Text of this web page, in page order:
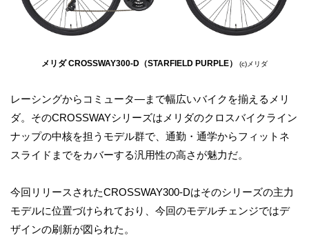
メリダ CROSSWAY300-D（STARFIELD PURPLE） (c)メリダ
レーシングからコミュータ―まで幅広いバイクを揃えるメリ
ダ。そのCROSSWAYシリーズはメリダのクロスバイクライン
ナップの中核を担うモデル群で、通勤・通学からフィットネ
スライドまでをカバーする汎用性の高さが魅力だ。
今回リリースされたCROSSWAY300-Dはそのシリーズの主力
モデルに位置づけられており、今回のモデルチェンジではデ
ザインの刷新が図られた。